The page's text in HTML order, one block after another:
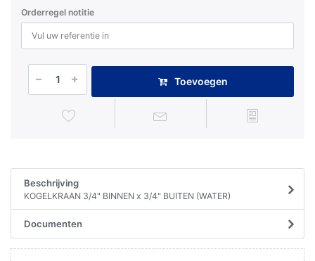
Orderregel notitie
Toevoegen
Beschrijving
KOGELKRAAN 3/4" BINNEN x 3/4" BUITEN (WATER)
Documenten